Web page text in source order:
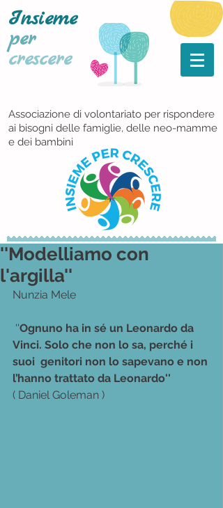
Insieme
per
crescere
Associazione di volontariato per rispondere
ai bisogni delle famiglie, delle neo-mamme
e dei bambini
''Modelliamo con
l'argilla''
Nunzia Mele
''Ognuno ha in sé un Leonardo da
Vinci. Solo che non lo sa, perché i
suoi  genitori non lo sapevano e non
l’hanno trattato da Leonardo''
( Daniel Goleman )